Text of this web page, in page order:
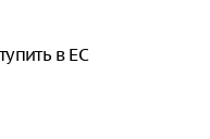
в ЕС